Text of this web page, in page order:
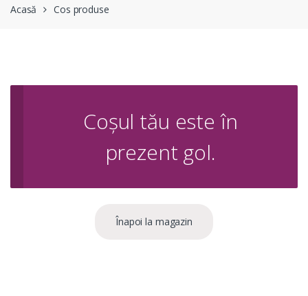
Acasă Cos produse
Coșul tău este în
prezent gol.
Înapoi la magazin